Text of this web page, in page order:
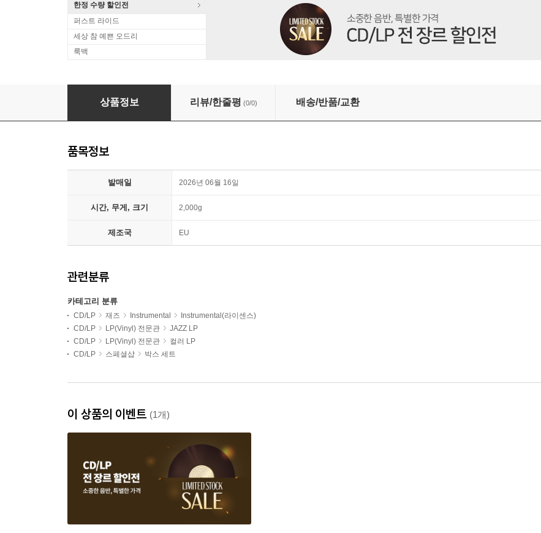
한정 수량 할인전
퍼스트 라이드
세상 참 예쁜 오드리
룩백
Bill Evans (빌 에반스) - LOOMY [화이트 & 핑크 & 오렌지 컬러 3LP]
상품정보 리뷰/한줄평 (0/0) 배송/반품/교환
품목정보
발매일 2026년 06월 16일
시간, 무게, 크기 2,000g
제조국 EU
관련분류
카테고리 분류
CD/LP 재즈 Instrumental
Instrumental(라이센스)
CD/LP
LP(Vinyl) 전문관
JAZZ LP
CD/LP
LP(Vinyl) 전문관
컬러 LP
CD/LP
스페셜샵 박스 세트
이 상품의 이벤트 (1개)